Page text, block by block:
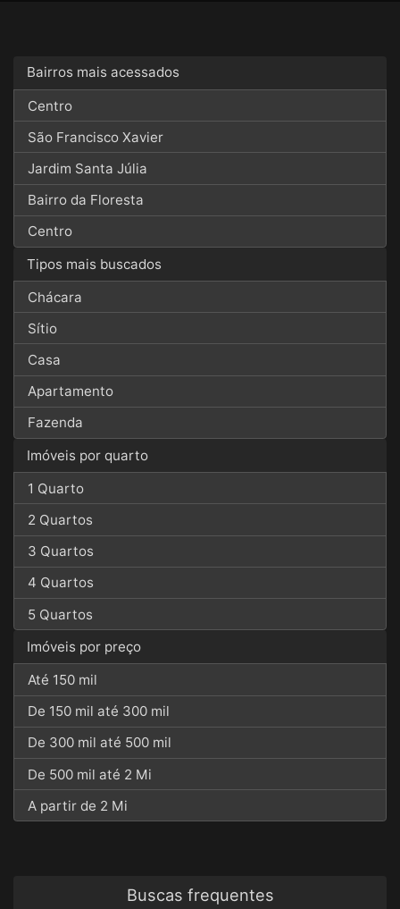
Bairros mais acessados
Centro
São Francisco Xavier
Jardim Santa Júlia
Bairro da Floresta
Centro
Tipos mais buscados
Chácara
Sítio
Casa
Apartamento
Fazenda
Imóveis por quarto
1 Quarto
2 Quartos
3 Quartos
4 Quartos
5 Quartos
Imóveis por preço
Até 150 mil
De 150 mil até 300 mil
De 300 mil até 500 mil
De 500 mil até 2 Mi
A partir de 2 Mi
Buscas frequentes